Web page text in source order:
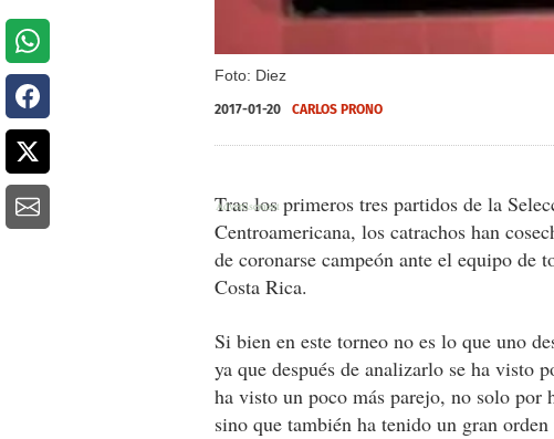
Foto: Diez
2017-01-20 CARLOS PRONO
Tras los primeros tres partidos de la
Centroamericana, los catrachos han
de coronarse campeón ante el equipo de
Costa Rica.
Si bien en este torneo no es lo que uno
ya que después de analizarlo se ha visto
ha visto un poco más parejo, no solo por
sino que también ha tenido un gran